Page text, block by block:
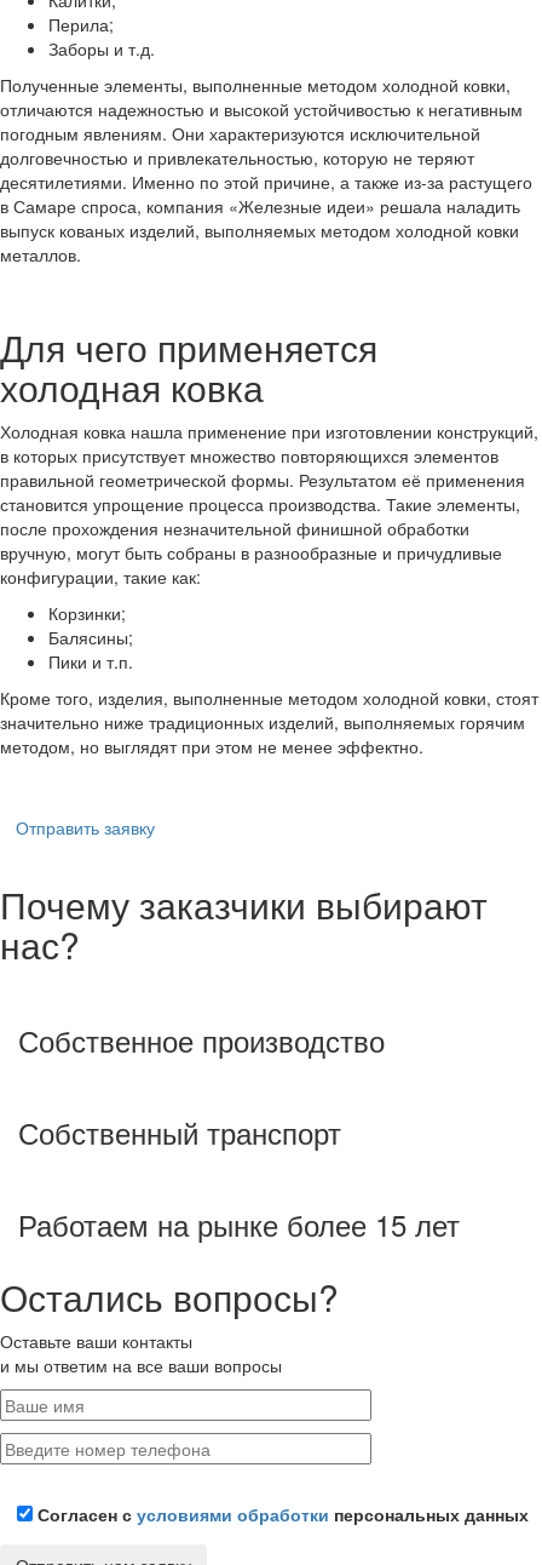
Перила;
Заборы и т.д.
Полученные элементы, выполненные методом холодной ковки,
отличаются надежностью и высокой устойчивостью к негативным
погодным явлениям. Они характеризуются исключительной
долговечностью и привлекательностью, которую не теряют
десятилетиями. Именно по этой причине, а также из-за растущего
в Самаре спроса, компания «Железные идеи» решала наладить
выпуск кованых изделий, выполняемых методом холодной ковки
металлов.
Для чего применяется
холодная ковка
Холодная ковка нашла применение при изготовлении конструкций,
в которых присутствует множество повторяющихся элементов
правильной геометрической формы. Результатом её применения
становится упрощение процесса производства. Такие элементы,
после прохождения незначительной финишной обработки
вручную, могут быть собраны в разнообразные и причудливые
конфигурации, такие как:
Корзинки;
Балясины;
Пики и т.п.
Кроме того, изделия, выполненные методом холодной ковки, стоят
значительно ниже традиционных изделий, выполняемых горячим
методом, но выглядят при этом не менее эффектно.
Отправить заявку
Почему заказчики выбирают
нас?
Собственное производство
Собственный транспорт
Работаем на рынке более 15 лет
Остались вопросы?
Оставьте ваши контакты
и мы ответим на все ваши вопросы
Согласен с условиями обработки персональных данных